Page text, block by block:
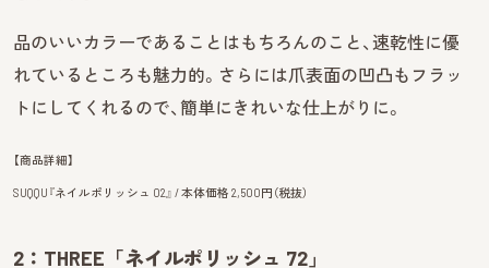
品のいいカラーであることはもちろんのこと、速乾性に優
れているところも魅力的。さらには爪表面の凹凸もフラッ
トにしてくれるので、簡単にきれいな仕上がりに。
【商品詳細】
SUQQU『ネイルポリッシュ 02』 / 本体価格 2,500円（税抜）
2：THREE「ネイルポリッシュ 72」